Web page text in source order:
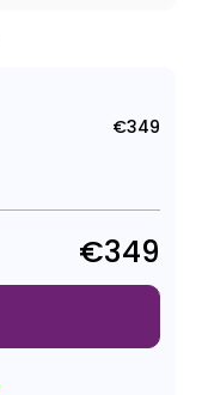
€349
€349